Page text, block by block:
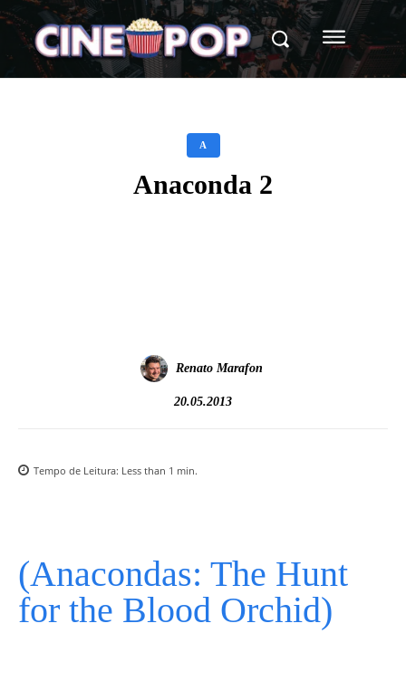
A
Anaconda 2
Renato Marafon
20.05.2013
Tempo de Leitura: Less than 1 min.
(Anacondas: The Hunt
for the Blood Orchid)